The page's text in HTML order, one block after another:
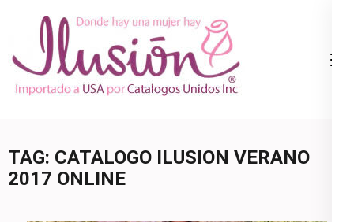
content
(Press
Ropa Interior
800.825.9452
TAG: CATALOGO ILUSION VERANO
2017 ONLINE